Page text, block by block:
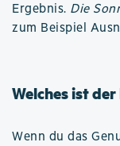
Ergebnis. Die
zum Beispiel
Welches ist
Wenn du das